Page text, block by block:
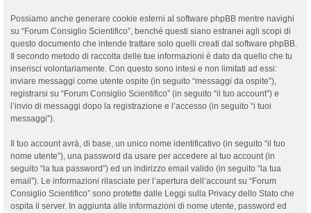
Possiamo anche generare cookie esterni al software phpBB mentre navighi
su “Forum Consiglio Scientifico”, benché questi siano estranei agli scopi di
questo documento che intende trattare solo quelli creati dal software phpBB.
Il secondo metodo di raccolta delle tue informazioni è dato da quello che tu
inserisci volontariamente. Con questo sono intesi e non limitati ad essi:
inviare messaggi come utente ospite (in seguito “messaggi da ospite”),
registrarsi su “Forum Consiglio Scientifico” (in seguito “il tuo account”) e
l’invio di messaggi dopo la registrazione e l’accesso (in seguito “i tuoi
messaggi”).
Il tuo account avrà, di base, un unico nome identificativo (in seguito “il tuo
nome utente”), una password da usare per accedere al tuo account (in
seguito “la tua password”) ed un indirizzo email valido (in seguito “la tua
email”). Le informazioni rilasciate per l’apertura dell’account su “Forum
Consiglio Scientifico” sono protette dalle Leggi sulla Privacy dello Stato che
ospita il server. In aggiunta alle informazioni di nome utente, password ed